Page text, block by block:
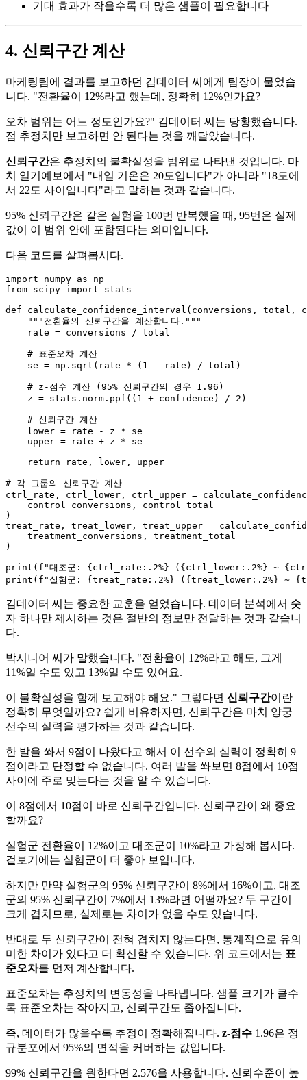
기대 효과가 작을수록 더 많은 샘플이 필요합니다
4. 신뢰구간 계산
마케팅팀에 결과를 보고하던 김데이터 씨에게 팀장이 물었습
니다. "전환율이 12%라고 했는데, 정확히 12%인가요?
오차 범위는 어느 정도인가요?" 김데이터 씨는 당황했습니다.
점 추정치만 보고하면 안 된다는 것을 깨달았습니다.
신뢰구간은 추정치의 불확실성을 범위로 나타낸 것입니다. 마
치 일기예보에서 "내일 기온은 20도입니다"가 아니라 "18도에
서 22도 사이입니다"라고 말하는 것과 같습니다.
95% 신뢰구간은 같은 실험을 100번 반복했을 때, 95번은 실제
값이 이 범위 안에 포함된다는 의미입니다.
다음 코드를 살펴봅시다.
import numpy as
from scipy import stats
def
calculate_confidence_interval ( conversions, total,
"""전환율의 신뢰구간을 계산합니다."""
    rate = conversions / total
# 표준오차 계산
    se = np.sqrt(rate * (
1 - rate) / total)
# z-점수 계산 (95% 신뢰구간의 경우 1.96)
    z = stats.norm.ppf((
1 + confidence) / 2 )
# 신뢰구간 계산
    lower = rate - z * se
    upper = rate + z * se
return rate, lower, upper
# 각 그룹의 신뢰구간 계산
ctrl_rate, ctrl_lower, ctrl_upper =
    control_conversions, control_total
)
treat_rate, treat_lower, treat_upper =
    treatment_conversions, treatment_total
)
print ( f"대조군: {ctrl_rate: .2%} ( {ctrl_lower: .2%} ~
print ( f"실험군: {treat_rate: .2%} ( {treat_lower: .2%} ~
김데이터 씨는 중요한 교훈을 얻었습니다. 데이터 분석에서 숫
자 하나만 제시하는 것은 절반의 정보만 전달하는 것과 같습니
다.
박시니어 씨가 말했습니다. "전환율이 12%라고 해도, 그게
11%일 수도 있고 13%일 수도 있어요.
이 불확실성을 함께 보고해야 해요." 그렇다면 신뢰구간이란
정확히 무엇일까요? 쉽게 비유하자면, 신뢰구간은 마치 양궁
선수의 실력을 평가하는 것과 같습니다.
한 발을 쏴서 9점이 나왔다고 해서 이 선수의 실력이 정확히 9
점이라고 단정할 수 없습니다. 여러 발을 쏴보면 8점에서 10점
사이에 주로 맞는다는 것을 알 수 있습니다.
이 8점에서 10점이 바로 신뢰구간입니다. 신뢰구간이 왜 중요
할까요?
실험군 전환율이 12%이고 대조군이 10%라고 가정해 봅시다.
겉보기에는 실험군이 더 좋아 보입니다.
하지만 만약 실험군의 95% 신뢰구간이 8%에서 16%이고, 대조
군의 95% 신뢰구간이 7%에서 13%라면 어떨까요? 두 구간이
크게 겹치므로, 실제로는 차이가 없을 수도 있습니다.
반대로 두 신뢰구간이 전혀 겹치지 않는다면, 통계적으로 유의
미한 차이가 있다고 더 확신할 수 있습니다. 위 코드에서는 표
준오차를 먼저 계산합니다.
표준오차는 추정치의 변동성을 나타냅니다. 샘플 크기가 클수
록 표준오차는 작아지고, 신뢰구간도 좁아집니다.
즉, 데이터가 많을수록 추정이 정확해집니다. z-점수 1.96은 정
규분포에서 95%의 면적을 커버하는 값입니다.
99% 신뢰구간을 원한다면 2.576을 사용합니다. 신뢰수준이 높